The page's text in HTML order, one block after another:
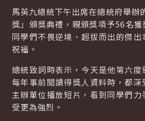
馬英九總統下午出席在總統府舉辦
獎」頒獎典禮，親頒獎項予56名
同學們不畏逆境、超拔而出的傑
祝福。
總統致詞時表示，今天是他第六度
每年事前閱讀得獎人資料時，都
主辦單位播放短片，看到同學們
受更為強烈。